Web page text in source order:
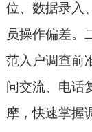
位、数据录入
员操作偏差。
范入户调查前
问交流、电话
摩，快速掌握